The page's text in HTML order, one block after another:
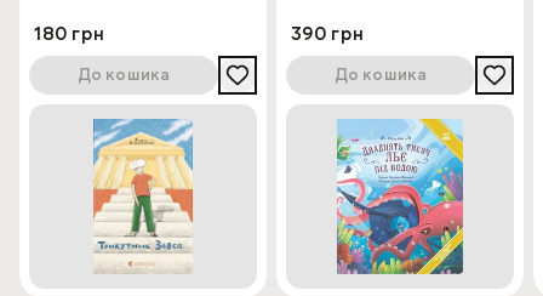
180 грн
До кошика
390 грн
До кошика